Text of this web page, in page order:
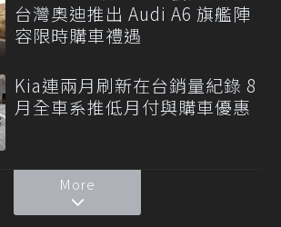
台灣奧迪推出 Audi A6 旗艦陣
容限時購車禮遇
Kia連兩月刷新在台銷量紀錄 8
月全車系推低月付與購車優惠
More